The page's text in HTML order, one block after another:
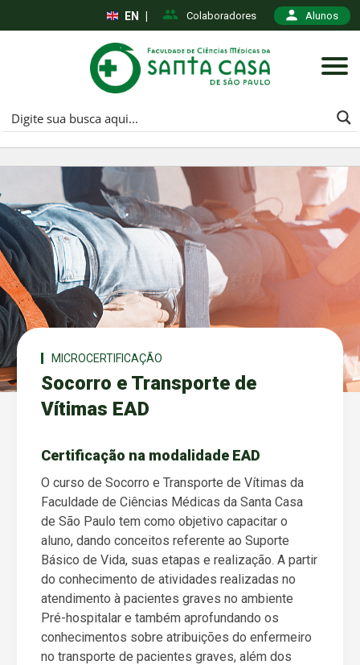
Colaboradores Alunos
EN
MICROCERTIFICAÇÃO
Socorro e Transporte de
Vítimas EAD
Certificação na modalidade EAD
O curso de Socorro e Transporte de Vítimas da
Faculdade de Ciências Médicas da Santa Casa
de São Paulo tem como objetivo capacitar o
aluno, dando conceitos referente ao Suporte
Básico de Vida, suas etapas e realização. A partir
do conhecimento de atividades realizadas no
atendimento à pacientes graves no ambiente
Pré-hospitalar e também aprofundando os
conhecimentos sobre atribuições do enfermeiro
no transporte de pacientes graves, além dos